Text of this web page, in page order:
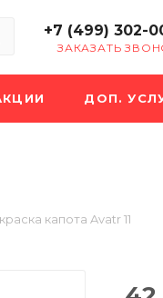
+7 (499) 302-
ЗАКАЗАТЬ
ДОП.
капота Avatr 11